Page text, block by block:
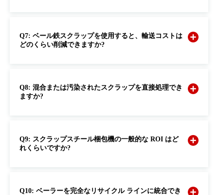
Q7: ベール鉄スクラップを使用すると、輸送コストは
どのくらい削減できますか?
Q8: 混合または汚染されたスクラップを直接処理でき
ますか?
Q9: スクラップスチール梱包機の一般的な ROI はど
れくらいですか?
Q10: ベーラーを完全なリサイクル ラインに統合でき